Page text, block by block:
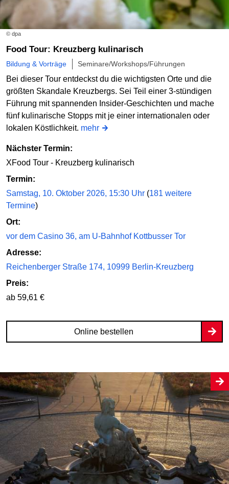
© dpa
Food Tour: Kreuzberg kulinarisch
Bildung & Vorträge Seminare/Workshops/Führungen
Bei dieser Tour entdeckst du die wichtigsten Orte und die
größten Skandale Kreuzbergs. Sei Teil einer 3-stündigen
Führung mit spannenden Insider-Geschichten und mache
fünf kulinarische Stopps mit je einer internationalen oder
lokalen Köstlichkeit. mehr
Nächster Termin:
XFood Tour - Kreuzberg kulinarisch
Termin:
Samstag, 10. Oktober 2026, 15:30 Uhr (181 weitere
Termine)
Ort:
vor dem Casino 36, am U-Bahnhof Kottbusser Tor
Adresse:
Reichenberger Straße 174, 10999 Berlin-Kreuzberg
Preis:
ab 59,61 €
Online bestellen